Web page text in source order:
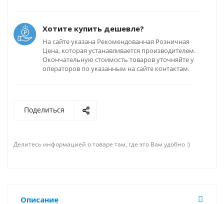
Хотите купить дешевле?
На сайте указана Рекомендованная Розничная
Цена, которая устанавливается производителем.
Окончательную стоимость товаров уточняйте у
операторов по указанным на сайте контактам.
Поделиться
Делитесь информацией о товаре там, где это Вам удобно :)
Описание